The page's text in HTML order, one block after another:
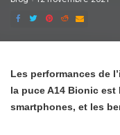
Les performances de
la puce A14 Bionic
smartphones, et les